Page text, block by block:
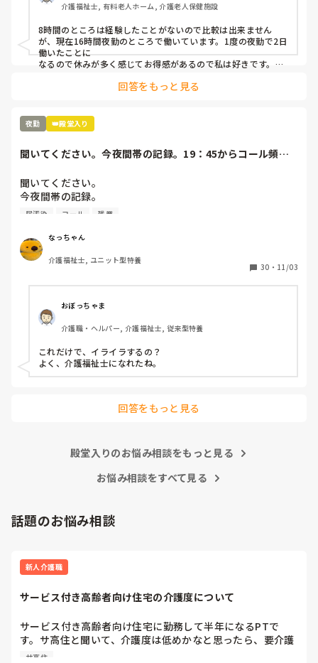
介護福祉士, 有料老人ホーム, 介護老人保健施設
8時間のところは経験したことがないので比較は出来ません
が、現在16時間夜勤のところで働いています。1度の夜勤で2日
働いたことに
なるので休みが多く感じてお得感があるので私は好きです。
きついのはきついですが、1時間仮眠ができるのでなんとかや
回答をもっと見る
夜勤 👑殿堂入り
聞いてください。今夜間帯の記録。19：45からコール頻
聞いてください。
今夜間帯の記録。
19：45からコール頻回。オムツ外し始まる。21時ズボン脱
るオムツ外し。23:30オムツカバー顔の横。パットは手す
り。ズボンは履いている。リネンは尿汚染。パジャマはビシ
ョビショ。リネン、パジャマ更衣、オムツ新しいのをする。
と、排尿し、オムツ当て直し。臥床させる。
もううんざり。明日は残業頼まれているからホントやめてほ
しい。これ打ってたら、イライラ少し解消しました。ありが
とうございました😊
尿汚染 コール 残業
なっちゃん
介護福祉士, ユニット型特養
30 ・ 11/03
おぼっちゃま
介護職・ヘルパー, 介護福祉士, 従来型特養
これだけで、イライラするの？
よく、介護福祉士になれたね。
回答をもっと見る
殿堂入りのお悩み相談をもっと見る
お悩み相談をすべて見る
話題のお悩み相談
新人介護職
サービス付き高齢者向け住宅の介護度について
サービス付き高齢者向け住宅に勤務して半年になるPTで
す。サ高住と聞いて、介護度は低めかなと思ったら、要介護
3〜5の方が多く、驚いています。サ高住の介護度はそんなに
サ高住